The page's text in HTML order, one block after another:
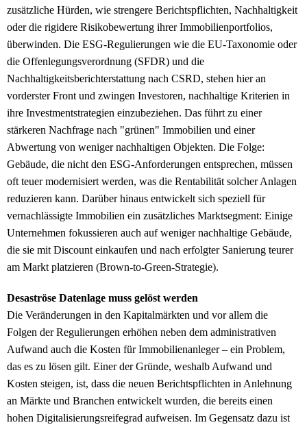
zusätzliche Hürden, wie strengere Berichtspflichten, Nachhaltigkeit
oder die rigidere Risikobewertung ihrer Immobilienportfolios,
überwinden. Die ESG-Regulierungen wie die EU-Taxonomie oder
die Offenlegungsverordnung (SFDR) und die
Nachhaltigkeitsberichterstattung nach CSRD, stehen hier an
vorderster Front und zwingen Investoren, nachhaltige Kriterien in
ihre Investmentstrategien einzubeziehen. Das führt zu einer
stärkeren Nachfrage nach "grünen" Immobilien und einer
Abwertung von weniger nachhaltigen Objekten. Die Folge:
Gebäude, die nicht den ESG-Anforderungen entsprechen, müssen
oft teuer modernisiert werden, was die Rentabilität solcher Anlagen
reduzieren kann. Darüber hinaus entwickelt sich speziell für
vernachlässigte Immobilien ein zusätzliches Marktsegment: Einige
Unternehmen fokussieren auch auf weniger nachhaltige Gebäude,
die sie mit Discount einkaufen und nach erfolgter Sanierung teurer
am Markt platzieren (Brown-to-Green-Strategie).
Desaströse Datenlage muss gelöst werden
Die Veränderungen in den Kapitalmärkten und vor allem die
Folgen der Regulierungen erhöhen neben dem administrativen
Aufwand auch die Kosten für Immobilienanleger – ein Problem,
das es zu lösen gilt. Einer der Gründe, weshalb Aufwand und
Kosten steigen, ist, dass die neuen Berichtspflichten in Anlehnung
an Märkte und Branchen entwickelt wurden, die bereits einen
hohen Digitalisierungsreifegrad aufweisen. Im Gegensatz dazu ist